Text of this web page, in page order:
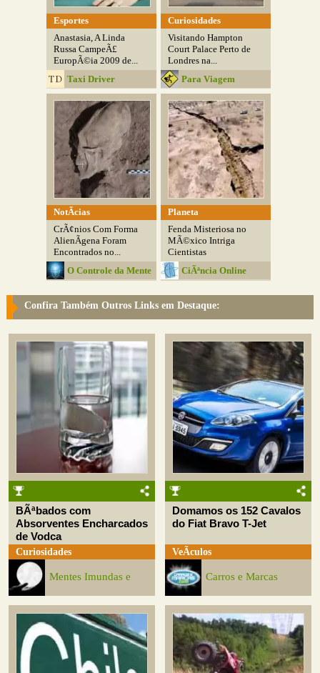
Esportes
Anastasia, A Linda
Russa CampeÃ£
EuropÃ©ia 2009 de...
Taxi Driver
Curiosidades
Visitando Hampton
Court Palace Perto de
Londres na...
Para Viagem
NotÃ­cias
CrÃ¢nios Com Forma
AlienÃ­gena Foram
Encontrados no...
O Controle da Mente
Planeta
Fenda Misteriosa no
MÃ©xico Intriga
Cientistas
CiÃªncia Online
Confira Também Outros Links em Destaque:
BÃªbados com
Absorventes Encharcados
de Vodca
Curiosidades
Mentes Imundas e
Domamos os 152 Cavalos
do Fiat Bravo T-Jet
VeÃ­culos
Carros e Marcas